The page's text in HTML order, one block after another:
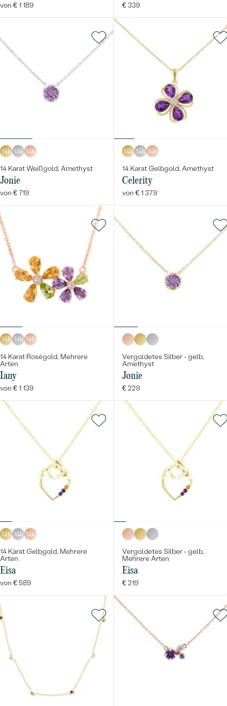
von € 1 189 € 339
14k 14k 14k
14 Karat Weißgold, Amethyst
Jonie
von € 719
14k 14k 14k
14 Karat Gelbgold, Amethyst
Celerity
von € 1 379
14k 14k 14k
14 Karat Roségold, Mehrere
Arten
Iany
von € 1 139
Vergoldetes Silber - gelb,
Amethyst
Jonie
€ 229
14k 14k 14k
14 Karat Gelbgold, Mehrere
Arten
Eisa
von € 589
Vergoldetes Silber - gelb,
Mehrere Arten
Eisa
€ 219